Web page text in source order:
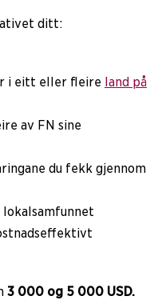
ditt:
i eitt eller fleire land på
av FN sine
du fekk gjennom
3 000 og 5 000 USD.